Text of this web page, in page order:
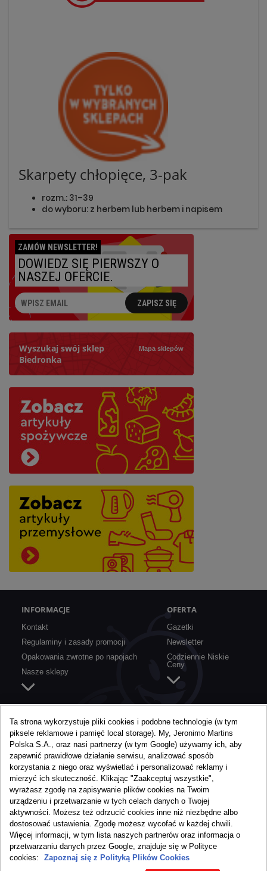
Skarpety chłopięce, 3-pak
rozm.: 31–39
do wyboru: z herbem lub herbem i napisem
ZAMÓW NEWSLETTER!
DOWIEDZ SIĘ PIERWSZY O
NASZEJ OFERCIE.
ZAPISZ SIĘ
Wyszukaj swój sklep
Biedronka
Mapa sklepów
Szukaj
Najbliższy:
INFORMACJE
Kontakt
Regulaminy i zasady promocji
Opakowania zwrotne po napojach
Nasze sklepy
OFERTA
Gazetki
Newsletter
Codziennie Niskie
Ceny
SZYBKIE LINKI
Aplikacja mobilna
Karta Moja Biedronka
Konkursy i akcje specjalne
Nie marnujemy żywności
O BIEDRONCE
O nas
Media
Praca w Biedronce
Ta strona wykorzystuje pliki cookies i podobne technologie (w tym
piksele reklamowe i pamięć local storage). My, Jeronimo Martins
Polska S.A., oraz nasi partnerzy (w tym Google) używamy ich, aby
zapewnić prawidłowe działanie serwisu, analizować sposób
korzystania z niego oraz wyświetlać i personalizować reklamy i
mierzyć ich skuteczność. Klikając "Zaakceptuj wszystkie",
wyrażasz zgodę na zapisywanie plików cookies na Twoim
urządzeniu i przetwarzanie w tych celach danych o Twojej
aktywności. Możesz też odrzucić cookies inne niż niezbędne albo
dostosować ustawienia. Zgodę możesz wycofać w każdej chwili.
Więcej informacji, w tym lista naszych partnerów oraz informacja o
przetwarzaniu danych przez Google, znajduje się w Polityce
cookies:
Zapoznaj się z Polityką Plików Cookies